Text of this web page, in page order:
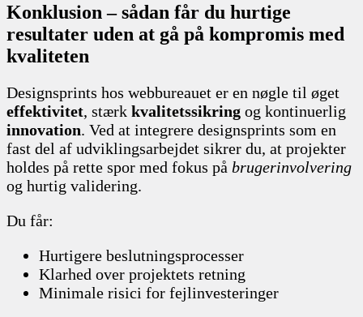
Konklusion – sådan får du hurtige
resultater uden at gå på kompromis med
kvaliteten
Designsprints hos webbureauet er en nøgle til øget
effektivitet, stærk kvalitetssikring og kontinuerlig
innovation. Ved at integrere designsprints som en
fast del af udviklingsarbejdet sikrer du, at projekter
holdes på rette spor med fokus på brugerinvolvering
og hurtig validering.
Du får:
Hurtigere beslutningsprocesser
Klarhed over projektets retning
Minimale risici for fejlinvesteringer